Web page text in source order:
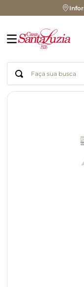
Faça sua busca